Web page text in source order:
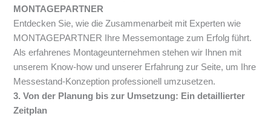
MONTAGEPARTNER
Entdecken Sie, wie die Zusammenarbeit mit Experten wie
MONTAGEPARTNER Ihre Messemontage zum Erfolg führt.
Als erfahrenes Montageunternehmen stehen wir Ihnen mit
unserem Know-how und unserer Erfahrung zur Seite, um Ihre
Messestand-Konzeption professionell umzusetzen.
3. Von der Planung bis zur Umsetzung: Ein detaillierter
Zeitplan